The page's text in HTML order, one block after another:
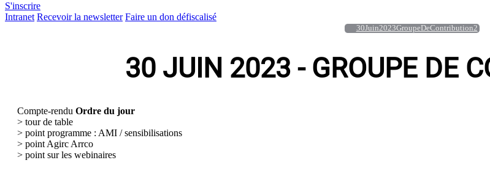
S'inscrire
Intranet Recevoir la newsletter Faire un don défiscalisé
30Juin2023GroupeDeContribution2
30 JUIN 2023 - GROUPE DE
Compte-rendu Ordre du jour
> tour de table
> point programme : AMI / sensibilisations
> point Agirc Arrco
> point sur les webinaires